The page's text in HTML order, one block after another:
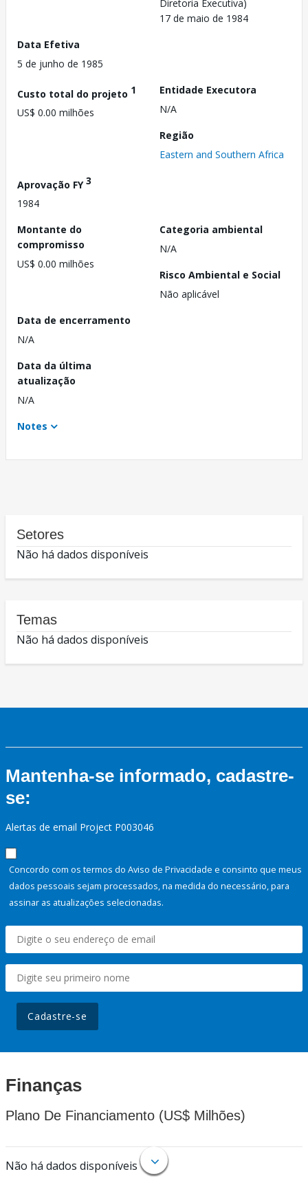
Diretoria Executiva)
17 de maio de 1984
Data Efetiva
5 de junho de 1985
Custo total do projeto 1
US$ 0.00 milhões
Entidade Executora
N/A
Região
Eastern and Southern Africa
Aprovação FY3
1984
Montante do
compromisso
US$ 0.00 milhões
Categoria ambiental
N/A
Risco Ambiental e Social
Não aplicável
Data de encerramento
N/A
Data da última
atualização
N/A
Notes
Setores
Não há dados disponíveis
Temas
Não há dados disponíveis
Mantenha-se informado, cadastre-
se:
Alertas de email Project P003046
Concordo com os termos do Aviso de Privacidade e consinto que meus
dados pessoais sejam processados, na medida do necessário, para
assinar as atualizações selecionadas.
Cadastre-se
Finanças
Plano De Financiamento (US$ Milhões)
Não há dados disponíveis